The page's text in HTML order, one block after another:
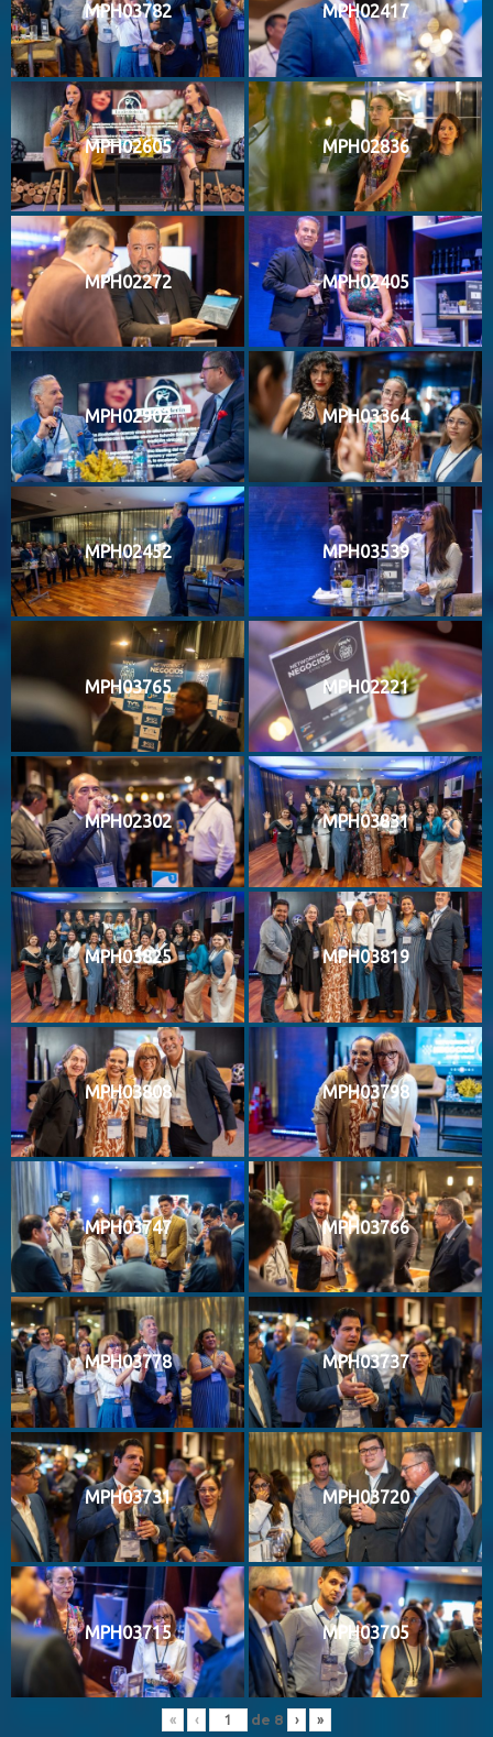
MPH03782 MPH02417
MPH02605 MPH02836
MPH02272 MPH02405
MPH02902 MPH03364
MPH02452 MPH03539
MPH03765 MPH02221
MPH02302 MPH03831
MPH03825 MPH03819
MPH03808 MPH03798
MPH03747 MPH03766
MPH03778 MPH03737
MPH03731 MPH03720
MPH03715 MPH03705
« ‹ de 8 › »